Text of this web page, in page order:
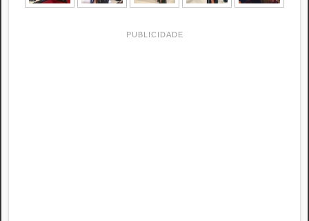
PUBLICIDADE